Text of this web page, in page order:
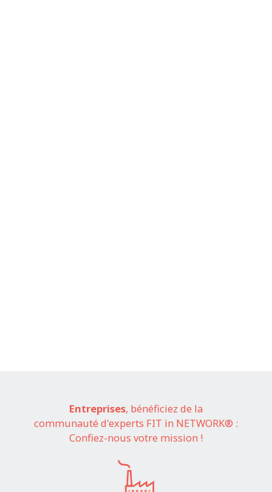
Entreprises, bénéficiez de la
communauté d'experts FIT in NETWORK® :
Confiez-nous votre mission !